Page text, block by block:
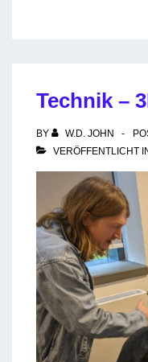
Technik –
BY W.D. JOHN
VERÖFFENTLICHT